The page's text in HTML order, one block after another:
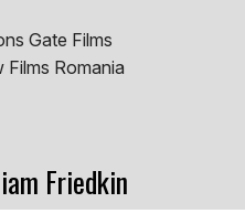
Gate Films
Films Romania
Friedkin